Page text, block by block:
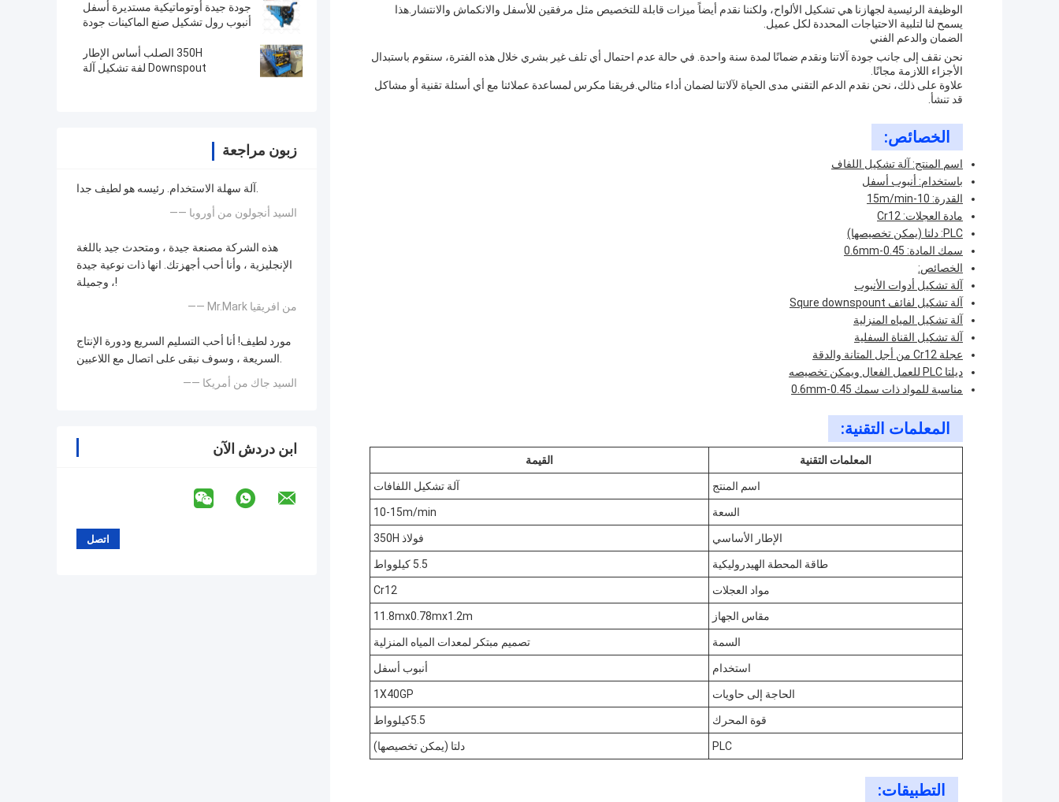
جودة جيدة أوتوماتيكية مستديرة أسفل
أنبوب رول تشكيل صنع الماكينات جودة
تشكيل ماك
350H الصلب أساس الإطار
Downspout لفة تشكيل آلة
زبون مراجعة
آلة سهلة الاستخدام. رئيسه هو لطيف جدا.
—— السيد أنجولون من أوروبا
هذه الشركة مصنعة جيدة ، ومتحدث جيد باللغة
الإنجليزية ، وأنا أحب أجهزتك. انها ذات نوعية جيدة
، وجميلة!
—— Mr.Mark من افريقيا
مورد لطيف! أنا أحب التسليم السريع ودورة الإنتاج
السريعة ، وسوف نبقى على اتصال مع اللاعبين.
—— السيد جاك من أمريكا
ابن دردش الآن
الوظيفة الرئيسية لجهازنا هي تشكيل الألواح، ولكننا نقدم أيضاً ميزات قابلة للتخصيص مثل مرفقين للأسفل والانكماش والانتشار.هذا
يسمح لنا لتلبية الاحتياجات المحددة لكل عميل.
الضمان والدعم الفني
نحن نقف إلى جانب جودة آلاتنا ونقدم ضمانًا لمدة سنة واحدة. في حالة عدم احتمال أي تلف غير بشري خلال هذه الفترة، سنقوم باستبدال
الأجزاء اللازمة مجانًا.
علاوة على ذلك، نحن نقدم الدعم التقني مدى الحياة لآلاتنا لضمان أداء مثالي.فريقنا مكرس لمساعدة عملائنا مع أي أسئلة تقنية أو مشاكل
قد تنشأ.
الخصائص:
اسم المنتج: آلة تشكيل اللفاف
باستخدام: أنبوب أسفل
القدرة: 10-15m/min
مادة العجلات: Cr12
PLC: دلتا (يمكن تخصيصها)
سمك المادة: 0.45-0.6mm
الخصائص:
آلة تشكيل أدوات الأنبوب
آلة تشكيل لفائف Squre downspount
آلة تشكيل المياه المنزلية
آلة تشكيل القناة السفلية
عجلة Cr12 من أجل المتانة والدقة
ديلتا PLC للعمل الفعال ويمكن تخصيصه
مناسبة للمواد ذات سمك 0.45-0.6mm
المعلمات التقنية:
المعلمات التقنية القيمة
اسم المنتج آلة تشكيل اللفافات
السعة 10-15m/min
الإطار الأساسي فولاذ 350H
طاقة المحطة الهيدروليكية 5.5 كيلوواط
مواد العجلات Cr12
مقاس الجهاز 11.8mx0.78mx1.2m
السمة تصميم مبتكر لمعدات المياه المنزلية
استخدام أنبوب أسفل
الحاجة إلى حاويات 1X40GP
قوة المحرك 5.5كيلوواط
PLC دلتا (يمكن تخصيصها)
التطبيقات: